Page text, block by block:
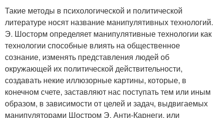
Такие методы в психологической и политической
литературе носят название манипулятивных технологий.
Э. Шосторм определяет манипулятивные технологии как
технологии способные влиять на общественное
сознание, изменять представления людей об
окружающей их политической действительности,
создавать некие иллюзорные картины, которые, в
конечном счете, заставляют нас поступать тем или иным
образом, в зависимости от целей и задач, выдвигаемых
манипуляторами Шостром Э. Анти-Карнеги, или